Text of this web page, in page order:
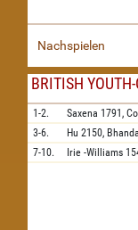
Nachspielen
BRITISH
1-2. Saxena 1791,
3-6.
Hu 2150,
7-10.
Irie -Williams